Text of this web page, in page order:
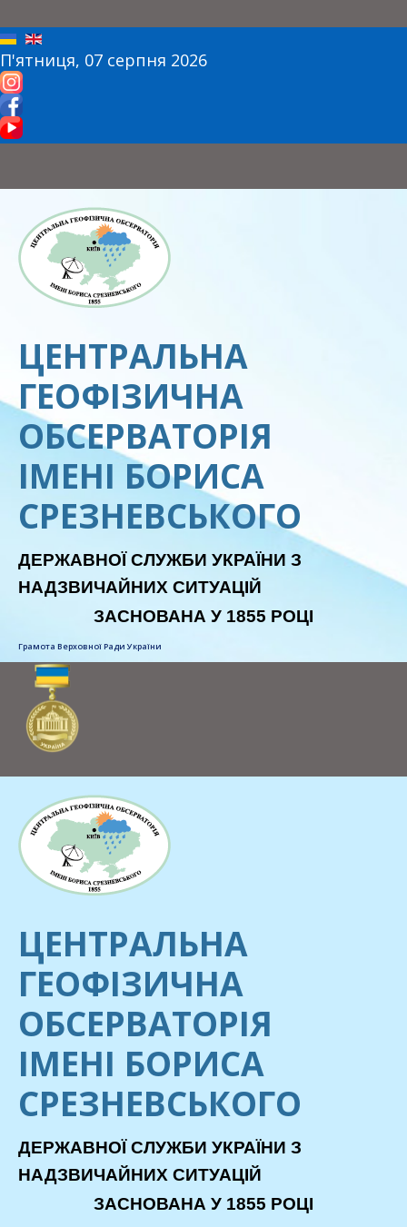
П'ятниця, 07 серпня 2026
ЦЕНТРАЛЬНА
ГЕОФІЗИЧНА
ОБСЕРВАТОРІЯ
ІМЕНІ БОРИСА
СРЕЗНЕВСЬКОГО
ДЕРЖАВНОЇ СЛУЖБИ УКРАЇНИ З
НАДЗВИЧАЙНИХ СИТУАЦІЙ
ЗАСНОВАНА У 1855 РОЦІ
Грамота Верховної Ради України
ЦЕНТРАЛЬНА
ГЕОФІЗИЧНА
ОБСЕРВАТОРІЯ
ІМЕНІ БОРИСА
СРЕЗНЕВСЬКОГО
ДЕРЖАВНОЇ СЛУЖБИ УКРАЇНИ З
НАДЗВИЧАЙНИХ СИТУАЦІЙ
ЗАСНОВАНА У 1855 РОЦІ